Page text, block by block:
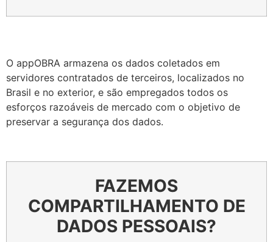
O appOBRA armazena os dados coletados em
servidores contratados de terceiros, localizados no
Brasil e no exterior, e são empregados todos os
esforços razoáveis de mercado com o objetivo de
preservar a segurança dos dados.
FAZEMOS
COMPARTILHAMENTO DE
DADOS PESSOAIS?